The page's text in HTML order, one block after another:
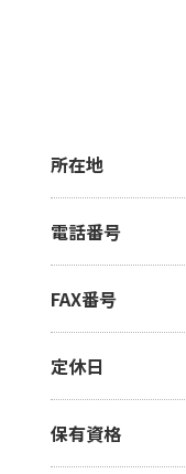
所在地
電話番号
FAX番号
定休日
保有資格